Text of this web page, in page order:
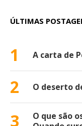
ÚLTIMAS
1 A carta de
2 O deserto
3
O que são